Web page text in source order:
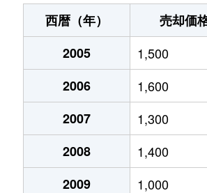
土岐町
1,700万円 瑞浪
西小田町
2,400万円 瑞浪
日吉町
南小田町
2,900万円 瑞浪
南小田町
2,000万円 瑞浪
西暦（年）
売却価
2005
1,500
2006
1,600
2007
1,300
2008
1,400
2009
1,000